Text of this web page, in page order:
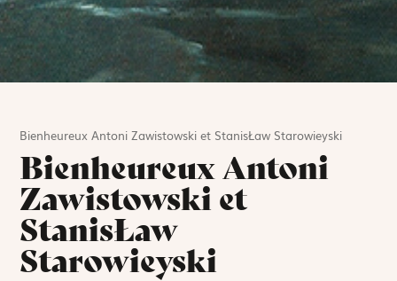
Bienheureux Antoni Zawistowski et StanisŁaw Starowieyski
Bienheureux Antoni
Zawistowski et
StanisŁaw
Starowieyski